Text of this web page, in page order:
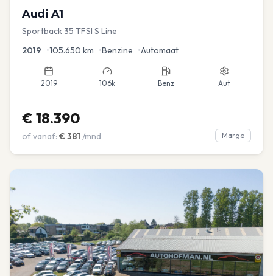
Audi A1
Sportback 35 TFSI S Line
2019 •105.650 km •Benzine •Automaat
2019 106k Benz Aut
€ 18.390
of vanaf: € 381 /mnd Marge